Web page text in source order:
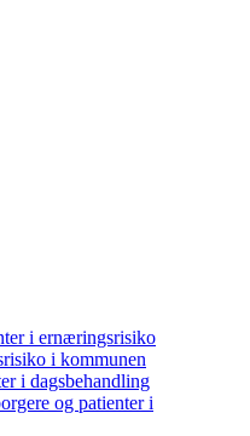
i ernæringsrisiko
i kommunen
i dagsbehandling
og patienter i